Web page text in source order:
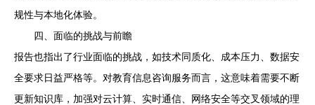
规性与本地化体验。
四、面临的挑战与前瞻
报告也指出了行业面临的挑战，如技术同质化、成本压力、数据安
全要求日益严格等。对教育信息咨询服务而言，这意味着需要不断
更新知识库，加强对云计算、实时通信、网络安全等交叉领域的理